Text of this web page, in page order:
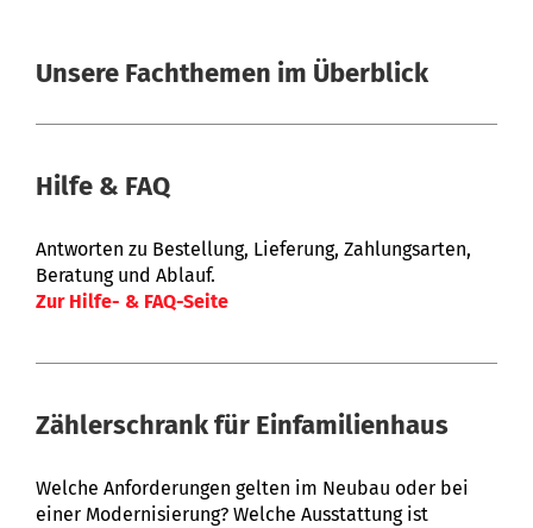
Unsere Fachthemen im Überblick
Hilfe & FAQ
Antworten zu Bestellung, Lieferung, Zahlungsarten,
Beratung und Ablauf.
Zur Hilfe- & FAQ-Seite
Zählerschrank für Einfamilienhaus
Welche Anforderungen gelten im Neubau oder bei
einer Modernisierung? Welche Ausstattung ist